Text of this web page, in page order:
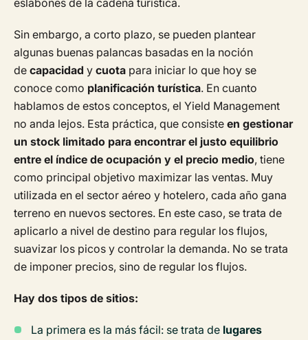
eslabones de la cadena turística.
Sin embargo, a corto plazo, se pueden plantear
algunas buenas palancas basadas en la noción
de capacidad y cuota para iniciar lo que hoy se
conoce como planificación turística. En cuanto
hablamos de estos conceptos, el Yield Management
no anda lejos. Esta práctica, que consiste en gestionar
un stock limitado para encontrar el justo equilibrio
entre el índice de ocupación y el precio medio, tiene
como principal objetivo maximizar las ventas. Muy
utilizada en el sector aéreo y hotelero, cada año gana
terreno en nuevos sectores. En este caso, se trata de
aplicarlo a nivel de destino para regular los flujos,
suavizar los picos y controlar la demanda. No se trata
de imponer precios, sino de regular los flujos.
Hay dos tipos de sitios:
La primera es la más fácil: se trata de lugares